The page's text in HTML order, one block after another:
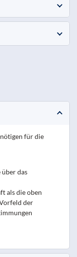
für die
über das
als die oben
der